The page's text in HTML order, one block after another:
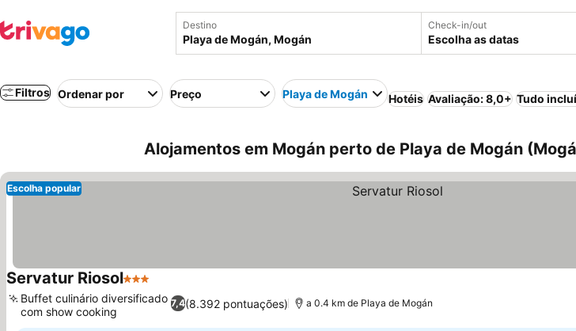
Destino Check-in/out
Escolha as datas
Filtros Ordenar por Preço Playa de Mogán Hotéis Avaliação: 8,0+ Tudo
Alojamentos em Mogán perto de Playa de Mogán
Escolha popular
Servatur Riosol3 Estrelas
7,4(8.392 pontuações)
Buffet culinário diversificado
com show cooking
a 0.4 km de Playa de Mogán